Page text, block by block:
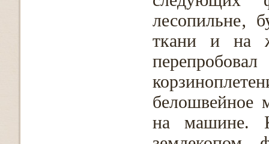
лесопильне‚
ткани и на
белошвейное
на машине.